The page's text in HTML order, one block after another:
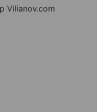
Vilianov.com